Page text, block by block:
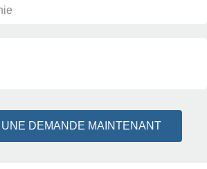
DEMANDE MAINTENANT